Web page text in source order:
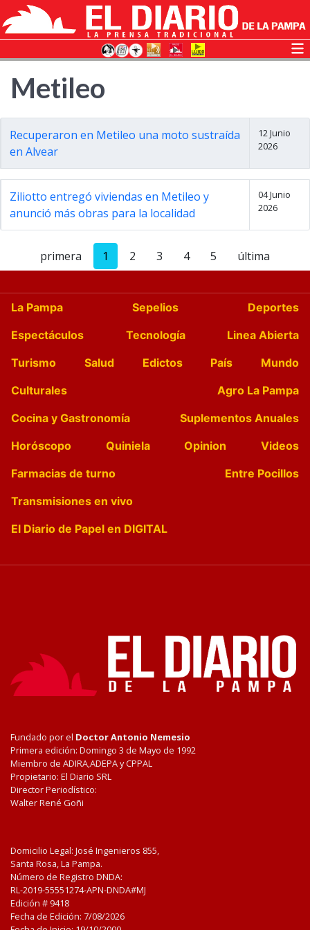
Metileo
Recuperaron en Metileo una moto sustraída
en Alvear
12 Junio
2026
Ziliotto entregó viviendas en Metileo y
anunció más obras para la localidad
04 Junio
2026
primera 1 2 3 4 5 última
La Pampa Sepelios
Deportes
Espectáculos
Tecnología
Linea Abierta
Turismo
Salud Edictos País
Mundo
Culturales
Agro La Pampa
Cocina y Gastronomía
Suplementos Anuales
Horóscopo
Quiniela Opinion
Videos
Farmacias de turno
Entre Pocillos
Transmisiones en vivo
El Diario de Papel en DIGITAL
Fundado por el Doctor Antonio Nemesio
Primera edición: Domingo 3 de Mayo de 1992
Miembro de ADIRA,ADEPA y CPPAL
Propietario: El Diario SRL
Director Periodístico:
Walter René Goñi
Domicilio Legal: José Ingenieros 855,
Santa Rosa, La Pampa.
Número de Registro DNDA:
RL-2019-55551274-APN-DNDA#MJ
Edición # 9418
Fecha de Edición: 7/08/2026